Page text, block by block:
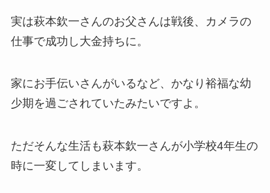
実は萩本欽一さんのお父さんは戦後、カメラの
仕事で成功し大金持ちに。
家にお手伝いさんがいるなど、かなり裕福な幼
少期を過ごされていたみたいですよ。
ただそんな生活も萩本欽一さんが小学校4年生の
時に一変してしまいます。